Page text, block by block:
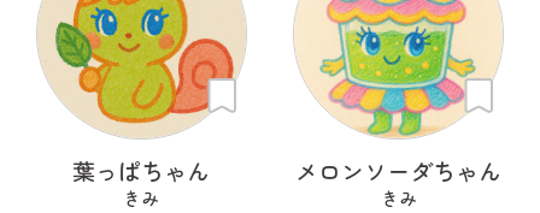
葉っぱちゃん
きみ
メロンソーダちゃん
きみ